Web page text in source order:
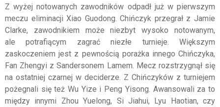
Z wyżej notowanych zawodników odpadł już w pierwszym
meczu eliminacji Xiao Guodong. Chińczyk przegrał z Jamie
Clarke, zawodnikiem może niezbyt wysoko notowanym,
ale potrafiącym zagrać niezłe turnieje. Większym
zaskoczeniem jest z pewnością porażka innego Chińczyka,
Fan Zhengyi z Sandersonem Lamem. Mecz rozstrzygnął się
na ostatniej czarnej w deciderze. Z Chińczyków z turniejem
pożegnali się też Wu Yize i Peng Yisong. Awansowali za to
między innymi Zhou Yuelong, Si Jiahui, Lyu Haotian, czy